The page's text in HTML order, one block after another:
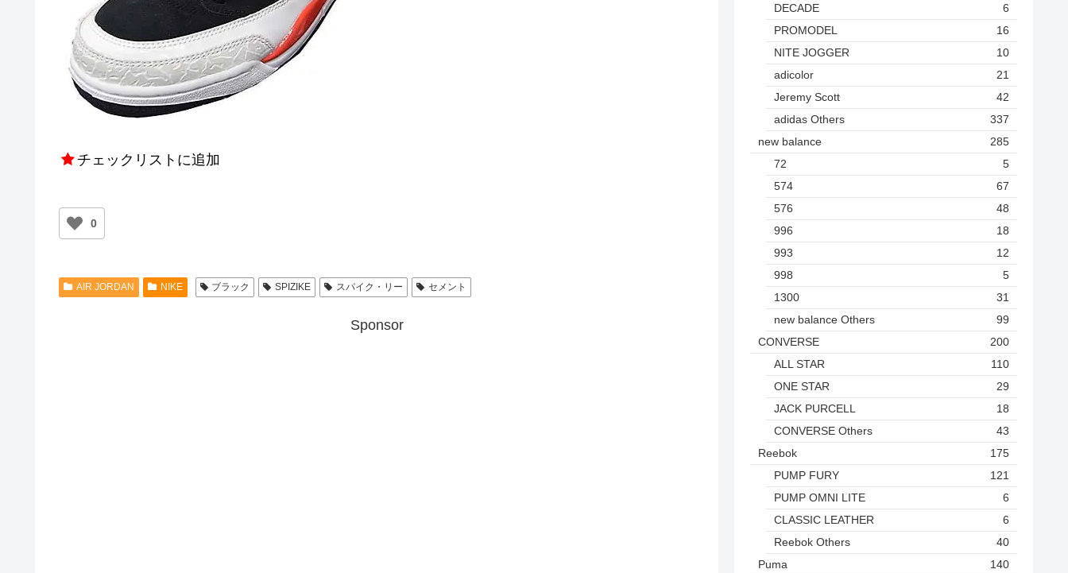
チェックリストに追加
0
AIR JORDAN NIKE ブラック SPIZIKE スパイク・リー セメント
Sponsor
DECADE
6
PROMODEL
16
NITE JOGGER
10
adicolor
21
Jeremy Scott
42
adidas Others
337
new balance
285
72
5
574
67
576
48
996
18
993
12
998
5
1300
31
new balance Others
99
CONVERSE
200
ALL STAR
110
ONE STAR
29
JACK PURCELL
18
CONVERSE Others
43
Reebok
175
PUMP FURY
121
PUMP OMNI LITE
6
CLASSIC LEATHER
6
Reebok Others
40
Puma
140